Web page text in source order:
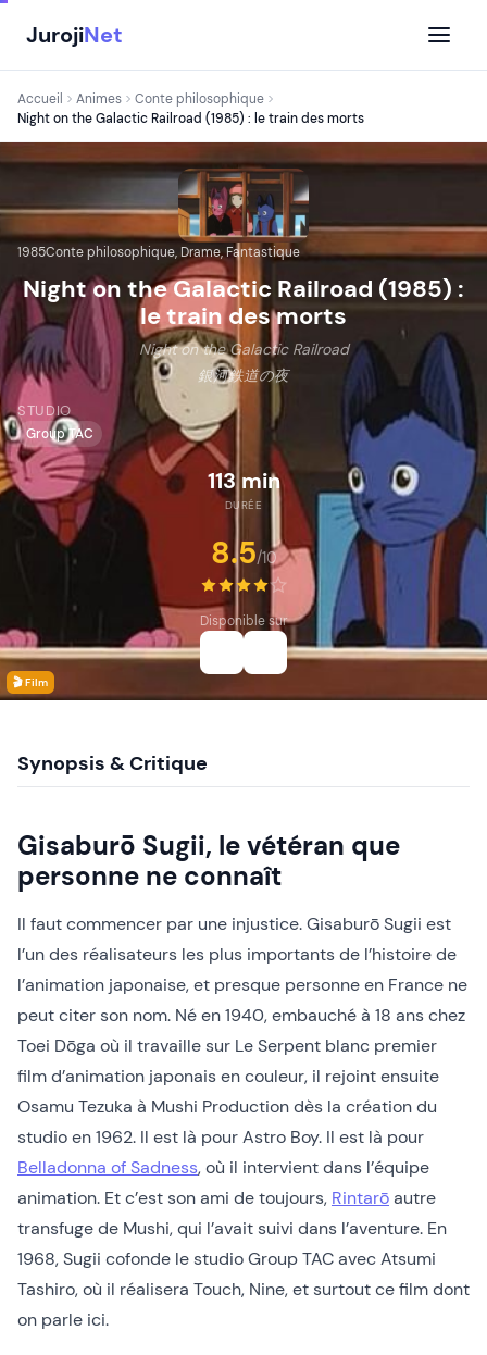
contenu
JurojiNet
Accueil Animes
Conte philosophique
Night on the Galactic Railroad (1985) : le train des morts
🎬 Film
1985Conte philosophique, Drame, Fantastique
Night on the Galactic Railroad (1985) :
le train des morts
Night on the Galactic Railroad
銀河鉄道の夜
STUDIO
Group TAC
113 min
DURÉE
8.5/10
Disponible sur
Synopsis & Critique
Gisaburō Sugii, le vétéran que
personne ne connaît
Il faut commencer par une injustice. Gisaburō Sugii est
l’un des réalisateurs les plus importants de l’histoire de
l’animation japonaise, et presque personne en France ne
peut citer son nom. Né en 1940, embauché à 18 ans chez
Toei Dōga où il travaille sur Le Serpent blanc premier
film d’animation japonais en couleur, il rejoint ensuite
Osamu Tezuka à Mushi Production dès la création du
studio en 1962. Il est là pour Astro Boy. Il est là pour
Belladonna of Sadness, où il intervient dans l’équipe
animation. Et c’est son ami de toujours, Rintarōautre
transfuge de Mushi, qui l’avait suivi dans l’aventure. En
1968, Sugii cofonde le studio Group TAC avec Atsumi
Tashiro, où il réalisera Touch, Nine, et surtout ce film dont
on parle ici.